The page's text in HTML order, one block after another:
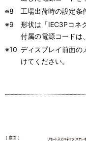
※8
工場出荷時の設定条
※9
形状は「IEC3Pコネ
付属の電源コードは
※10 ディスプレイ前面の
けてください。